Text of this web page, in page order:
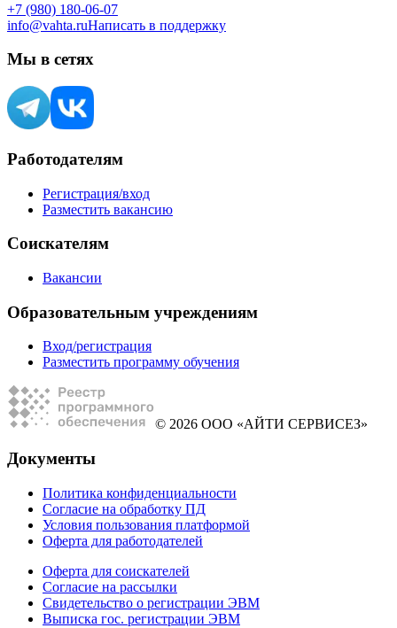
+7 (980) 180-06-07
info@vahta.ruНаписать в поддержку
Мы в сетях
Работодателям
Регистрация/вход
Разместить вакансию
Соискателям
Вакансии
Образовательным учреждениям
Вход/регистрация
Разместить программу обучения
© 2026 ООО «АЙТИ СЕРВИСЕЗ»
Документы
Политика конфиденциальности
Согласие на обработку ПД
Условия пользования платформой
Оферта для работодателей
Оферта для соискателей
Согласие на рассылки
Свидетельство о регистрации ЭВМ
Выписка гос. регистрации ЭВМ